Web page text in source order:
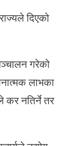
दिएको
गरेको
लाभका
कर नतिर्ने तर